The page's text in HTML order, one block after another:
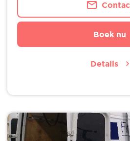
Boek nu
Details